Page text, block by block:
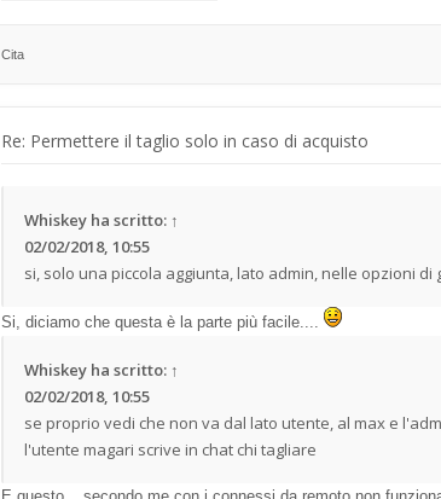
Cita
Re: Permettere il taglio solo in caso di acquisto
Whiskey ha scritto: ↑
02/02/2018, 10:55
si, solo una piccola aggiunta, lato admin, nelle opzioni
Si, diciamo che questa è la parte più facile....
Whiskey ha scritto: ↑
02/02/2018, 10:55
se proprio vedi che non va dal lato utente, al max e
l'utente magari scrive in chat chi tagliare